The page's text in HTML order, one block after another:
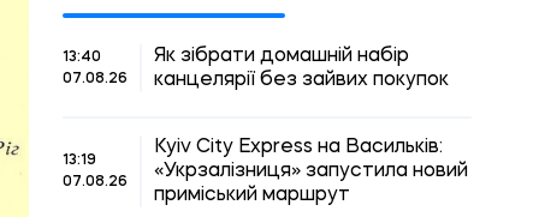
13:40
07.08.26
Як зібрати домашній набір
канцелярії без зайвих покупок
13:19
07.08.26
Kyiv City Express на Васильків:
«Укрзалізниця» запустила новий
приміський маршрут